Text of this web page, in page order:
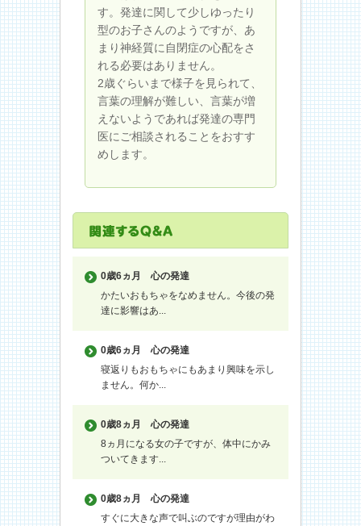
す。発達に関して少しゆったり
型のお子さんのようですが、あ
まり神経質に自閉症の心配をさ
れる必要はありません。
2歳ぐらいまで様子を見られて、
言葉の理解が難しい、言葉が増
えないようであれば発達の専門
医にご相談されることをおすす
めします。
0歳6ヵ月
心の発達
かたいおもちゃをなめません。今後の発
達に影響はあ...
0歳6ヵ月
心の発達
寝返りもおもちゃにもあまり興味を示し
ません。何か...
0歳8ヵ月
心の発達
8ヵ月になる女の子ですが、体中にかみ
ついてきます...
0歳8ヵ月
心の発達
すぐに大きな声で叫ぶのですが理由がわ